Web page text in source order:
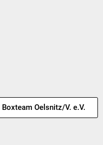
Boxteam Oelsnitz/V. e.V.